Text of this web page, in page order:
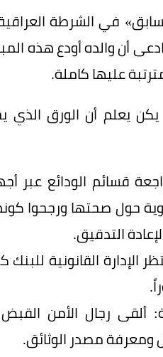
في الشرطة
عليها كاملة.
يكن يعلم أن الورق
قسائم الودائع عبر
حول صحتها ورجحوا
التدقيق.
الإدارة القانونية
رجال الأمن
ومعرفة مصدر الوثائق.